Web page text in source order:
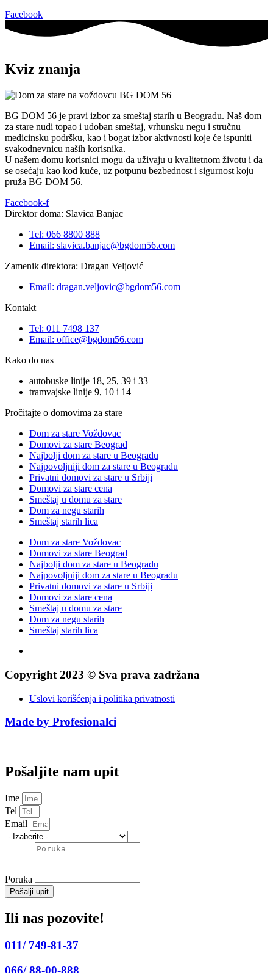
Facebook
Kviz znanja
BG DOM 56 je pravi izbor za smeštaj starih u Beogradu. Naš dom
za stare nudi topao i udoban smeštaj, vrhunsku negu i stručnu
medicinsku podršku, kao i bogat izbor aktivnosti koje će ispuniti
svakodnevnicu naših korisnika.
U našem domu korisnici mogu da uživaju u kvalitetnom životu i da
se osećaju kao kod kuće, uz potpunu bezbednost i sigurnost koju
pruža BG DOM 56.
Facebook-f
Direktor doma: Slavica Banjac
Tel: 066 8800 888
Email: slavica.banjac@bgdom56.com
Zamenik direktora: Dragan Veljović
Email: dragan.veljovic@bgdom56.com
Kontakt
Tel: 011 7498 137
Email: office@bgdom56.com
Kako do nas
autobuske linije 18, 25, 39 i 33
tramvajske linije 9, 10 i 14
Pročitajte o domovima za stare
Dom za stare Voždovac
Domovi za stare Beograd
Najbolji dom za stare u Beogradu
Najpovoljniji dom za stare u Beogradu
Privatni domovi za stare u Srbiji
Domovi za stare cena
Smeštaj u domu za stare
Dom za negu starih
Smeštaj starih lica
Dom za stare Voždovac
Domovi za stare Beograd
Najbolji dom za stare u Beogradu
Najpovoljniji dom za stare u Beogradu
Privatni domovi za stare u Srbiji
Domovi za stare cena
Smeštaj u domu za stare
Dom za negu starih
Smeštaj starih lica
Copyright 2023 © Sva prava zadržana
Uslovi korišćenja i politika privatnosti
Made by Profesionalci
Pošaljite nam upit
Ime
Tel
Email
Poruka
Pošalji upit
Ili nas pozovite!
011/ 749-81-37
066/ 88-00-888